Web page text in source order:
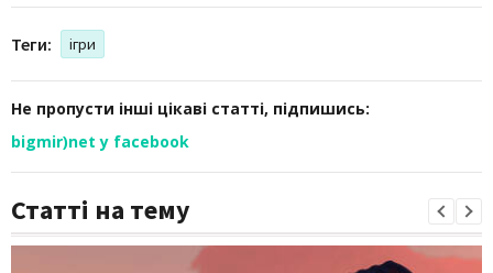
Теги: ігри
Не пропусти інші цікаві статті, підпишись:
bigmir)net у facebook
Статті на тему